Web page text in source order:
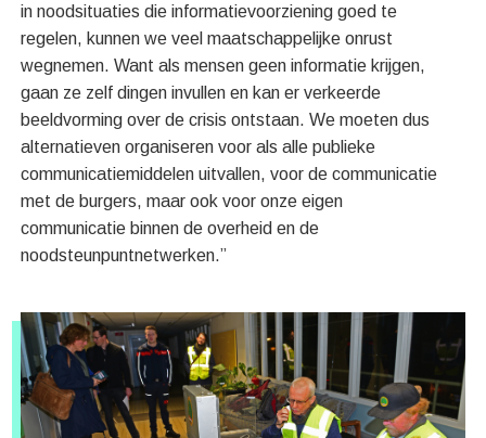
in noodsituaties die informatievoorziening goed te
regelen, kunnen we veel maatschappelijke onrust
wegnemen. Want als mensen geen informatie krijgen,
gaan ze zelf dingen invullen en kan er verkeerde
beeldvorming over de crisis ontstaan. We moeten dus
alternatieven organiseren voor als alle publieke
communicatiemiddelen uitvallen, voor de communicatie
met de burgers, maar ook voor onze eigen
communicatie binnen de overheid en de
noodsteunpuntnetwerken.”